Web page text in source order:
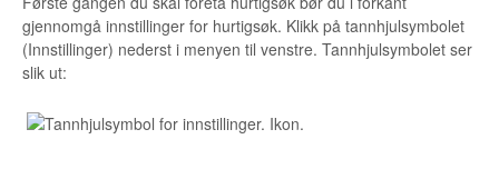
Hjelpefilmer
gjennomgå innstillinger for hurtigsøk. Klikk på tannhjulsymbolet
(Innstillinger) nederst i menyen til venstre. Tannhjulsymbolet ser
slik ut: